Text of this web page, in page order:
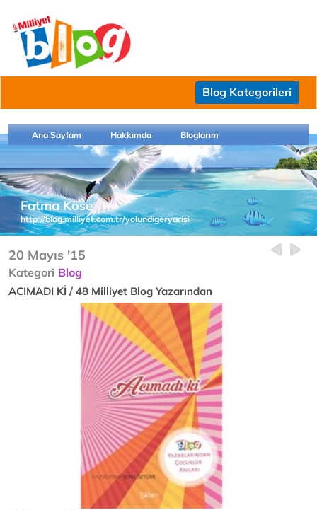
Blog Kategorileri
Ana Sayfam Hakkımda Bloglarım
Fatma Köse
http://blog.milliyet.com.tr/yolundigeryarisi
20 Mayıs '15
Kategori Blog
ACIMADI Kİ / 48 Milliyet Blog Yazarından